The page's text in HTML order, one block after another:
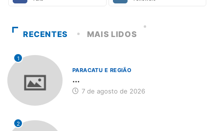
RECENTES MAIS LIDOS
1
PARACATU E REGIÃO
...
7 de agosto de 2026
2